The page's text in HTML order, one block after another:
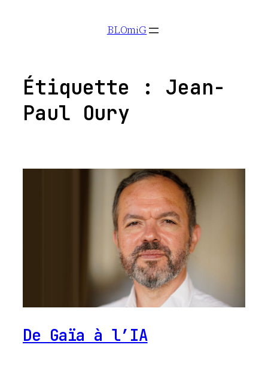
BLOmiG
Étiquette : Jean-
Paul Oury
De Gaïa à l’IA